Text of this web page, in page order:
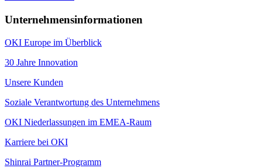
Unternehmensinformationen
OKI Europe im Überblick
30 Jahre Innovation
Unsere Kunden
Soziale Verantwortung des Unternehmens
OKI Niederlassungen im EMEA-Raum
Karriere bei OKI
Shinrai Partner-Programm